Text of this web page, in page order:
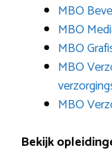
MBO
MBO
MBO
MBO
MBO
Bekijk